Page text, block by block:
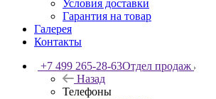
Условия доставки
Гарантия на товар
Галерея
Контакты
+7 499 265-28-63Отдел продаж
Назад
Телефоны